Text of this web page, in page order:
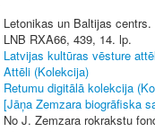
Letonikas un Baltijas
LNB RXA66, 439, 14. lp.
Latvijas kultūras vēsture
Attēli (Kolekcija)
Retumu digitālā kolekcija
[Jāņa Zemzara biogrāfiska
No J. Zemzara rokrakstu